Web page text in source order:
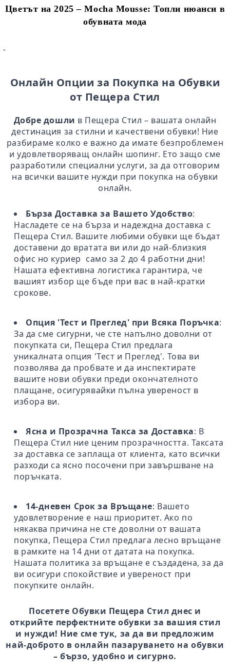
Цветът на 2025 – Mocha Mousse: Топли нюанси в
обувната мода
-
Онлайн Опции за Покупка на Обувки
от Пещера Стил
Добре дошли в Пещера Стил – вашата онлайн
дестинация за стилни и качествени обувки! Ние
разбираме колко е важно да имате безпроблемен
и удовлетворяващ онлайн шопинг. Ето защо сме
разработили специални услуги, за да отговорим
на всички вашите нужди при покупка на обувки
онлайн.
Бърза Доставка за Вашето Удобство:
Насладете се на бърза и надеждна доставка с
Пещера Стил. Вашите любими обувки ще бъдат
доставени до вратата ви или до най-близкия
офис но куриер само за 2 до 4 работни дни!
Нашата ефективна логистика гарантира, че
вашият избор ще бъде при вас в най-кратки
срокове.
Опция 'Тест и Преглед' при Всяка Поръчка:
За да сме сигурни, че сте напълно доволни от
покупката си, Пещера Стил предлага
уникалната опция 'Тест и Преглед'. Това ви
позволява да пробвате и да инспектирате
вашите нови обувки преди окончателното
плащане, осигурявайки пълна увереност в
избора ви.
Ясна и Прозрачна Такса за Доставка: В
Пещера Стил ние ценим прозрачността. Таксата
за доставка се заплаща от клиента, като всички
разходи са ясно посочени при завършване на
поръчката.
14-дневен Срок за Връщане: Вашето
удовлетворение е наш приоритет. Ако по
някаква причина не сте доволни от вашата
покупка, Пещера Стил предлага лесно връщане
в рамките на 14 дни от датата на покупка.
Нашата политика за връщане е създадена, за да
ви осигури спокойствие и увереност при
покупките онлайн.
Посетете Обувки Пещера Стил днес и
открийте перфектните обувки за вашия стил
и нужди! Ние сме тук, за да ви предложим
най-доброто в онлайн пазаруването на обувки
– бързо, удобно и сигурно.